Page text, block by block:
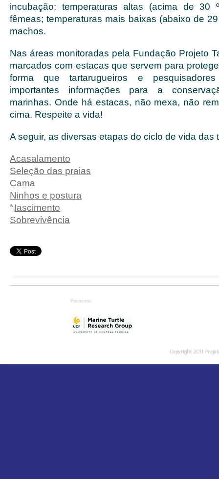
incubação: temperaturas altas (acima de 30
fêmeas; temperaturas mais baixas (abaixo de
machos.
Nas áreas monitoradas pela Fundação Projeto
marcados com estacas que servem para
forma que tartarugueiros e
importantes informações para a
marinhas. Onde há estacas, não mexa, não
cima. Respeite a vida!
A seguir, as diversas etapas do ciclo de vida das
Acasalamento
Seleção das praias
Cama
Ninhos e postura
Nascimento
Sobrevivência